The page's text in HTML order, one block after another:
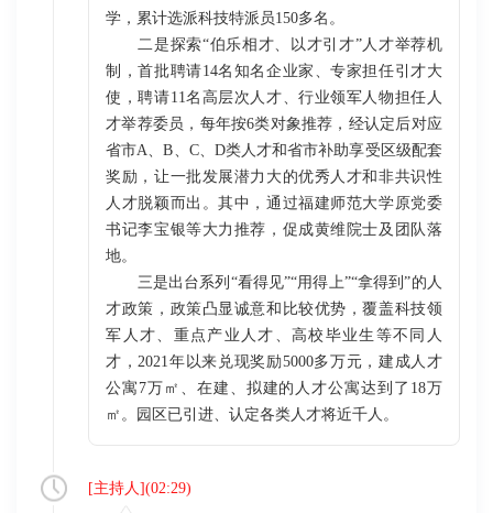
学，累计选派科技特派员150多名。
二是探索“伯乐相才、以才引才”人才举荐机
制，首批聘请14名知名企业家、专家担任引才大
使，聘请11名高层次人才、行业领军人物担任人
才举荐委员，每年按6类对象推荐，经认定后对应
省市A、B、C、D类人才和省市补助享受区级配套
奖励，让一批发展潜力大的优秀人才和非共识性
人才脱颖而出。其中，通过福建师范大学原党委
书记李宝银等大力推荐，促成黄维院士及团队落
地。
三是出台系列“看得见”“用得上”“拿得到”的人
才政策，政策凸显诚意和比较优势，覆盖科技领
军人才、重点产业人才、高校毕业生等不同人
才，2021年以来兑现奖励5000多万元，建成人才
公寓7万㎡、在建、拟建的人才公寓达到了18万
㎡。园区已引进、认定各类人才将近千人。
[主持人](02:29)